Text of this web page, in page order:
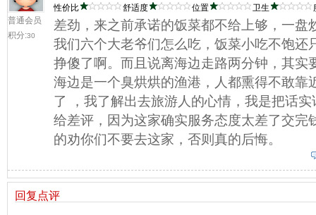
普通会员
积分:30
性价比 舒适度 位置 卫生
差劲，来之前承诺的饭菜都不给上够，一盘
我们六个大老爷们怎么吃，饭菜小吃不饱还
挣傻了啊。而且说离海边走路两分钟，其实
海边是一个臭烘烘的渔港，人都熏得不敢靠
了 ，我了解出去旅游人的心情，我是把话
给差评，因为这家确实服务态度太差了交完
的劝你们不要去这家，否则真的后悔。
回复点评